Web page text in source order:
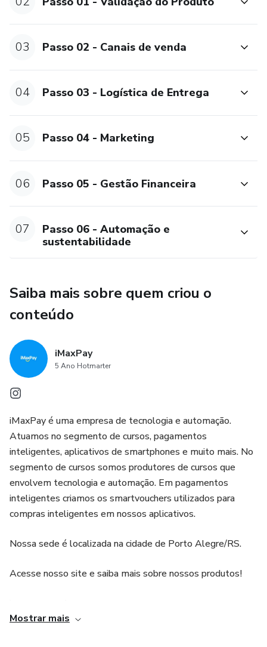
03 Passo 02 - Canais de venda
04 Passo 03 - Logística de Entrega
05 Passo 04 - Marketing
06 Passo 05 - Gestão Financeira
07
Passo 06 - Automação e
sustentabilidade
Saiba mais sobre quem criou o
conteúdo
iMaxPay
5 Ano Hotmarter
iMaxPay é uma empresa de tecnologia e automação.
Atuamos no segmento de cursos, pagamentos
inteligentes, aplicativos de smartphones e muito mais. No
segmento de cursos somos produtores de cursos que
envolvem tecnologia e automação. Em pagamentos
inteligentes criamos os smartvouchers utilizados para
compras inteligentes em nossos aplicativos.
Nossa sede é localizada na cidade de Porto Alegre/RS.
Acesse nosso site e saiba mais sobre nossos produtos!
Mostrar mais